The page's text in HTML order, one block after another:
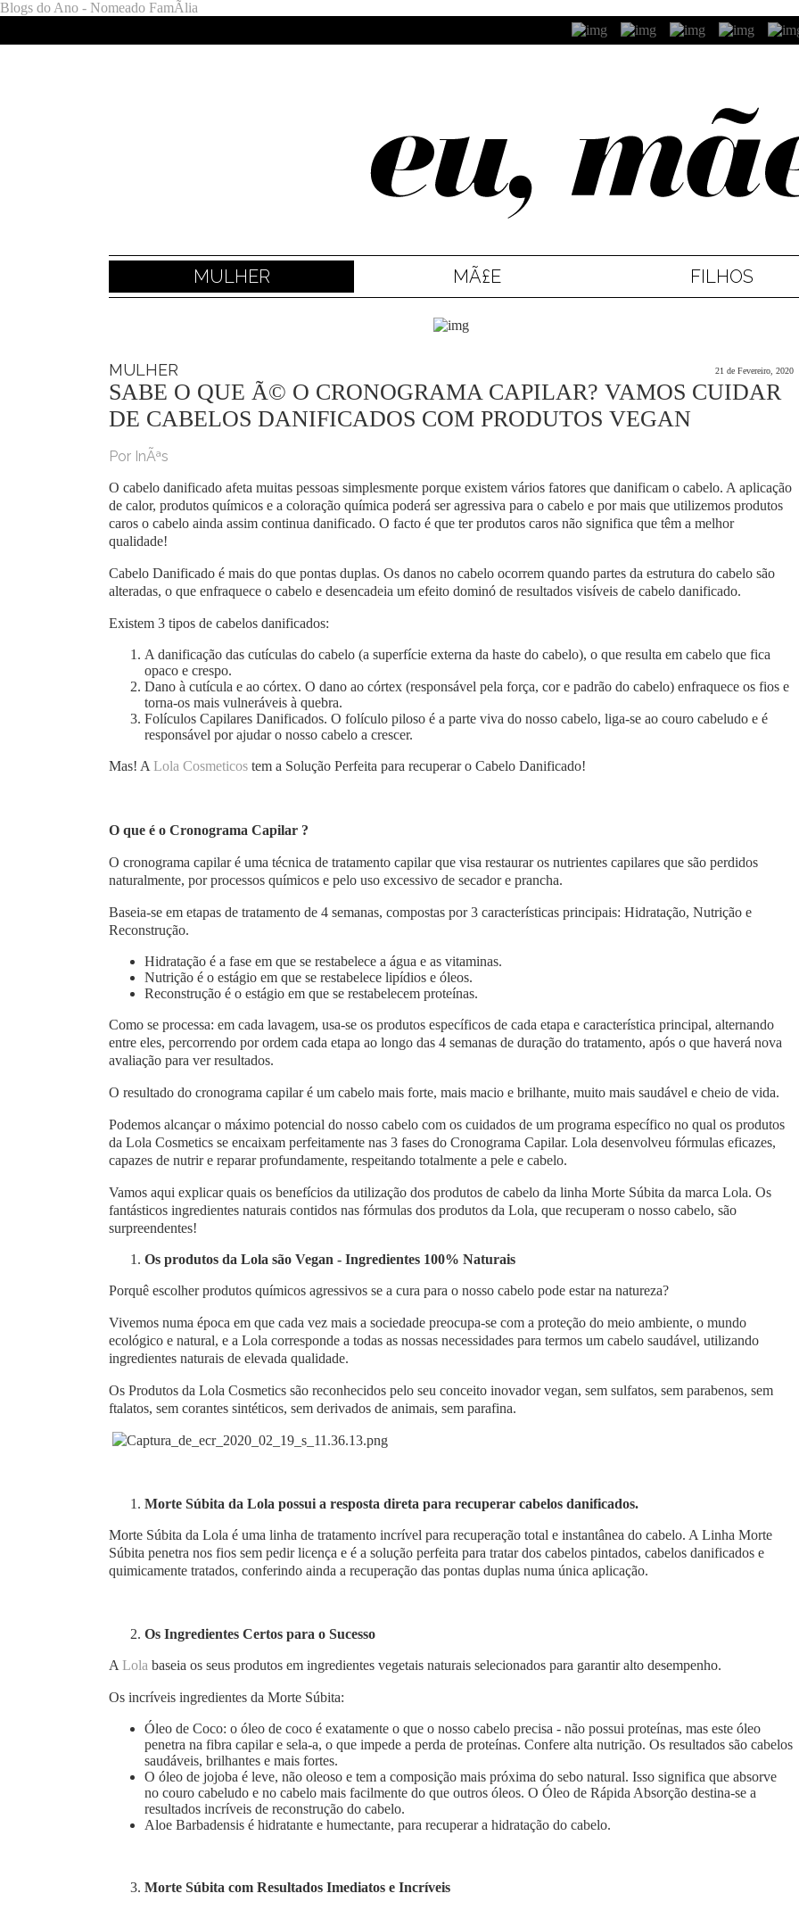
Blogs do Ano - Nomeado FamÃ­lia
MULHER MÃ£E FILHOS
MULHER 21 de Fevereiro, 2020
SABE O QUE Ã© O CRONOGRAMA CAPILAR? VAMOS CUIDAR
DE CABELOS DANIFICADOS COM PRODUTOS VEGAN
Por InÃªs
O cabelo danificado afeta muitas pessoas simplesmente porque existem vários fatores que danificam o cabelo. A aplicação
de calor, produtos químicos e a coloração química poderá ser agressiva para o cabelo e por mais que utilizemos produtos
caros o cabelo ainda assim continua danificado. O facto é que ter produtos caros não significa que têm a melhor
qualidade!
Cabelo Danificado é mais do que pontas duplas. Os danos no cabelo ocorrem quando partes da estrutura do cabelo são
alteradas, o que enfraquece o cabelo e desencadeia um efeito dominó de resultados visíveis de cabelo danificado.
Existem 3 tipos de cabelos danificados:
A danificação das cutículas do cabelo (a superfície externa da haste do cabelo), o que resulta em cabelo que fica
opaco e crespo.
Dano à cutícula e ao córtex. O dano ao córtex (responsável pela força, cor e padrão do cabelo) enfraquece os fios e
torna-os mais vulneráveis ​​à quebra.
Folículos Capilares Danificados. O folículo piloso é a parte viva do nosso cabelo, liga-se ao couro cabeludo e é
responsável por ajudar o nosso cabelo a crescer.
Mas! ALola Cosmeticos tem a Solução Perfeita para recuperar o Cabelo Danificado!
O que é o Cronograma Capilar ?
O cronograma capilar é uma técnica de tratamento capilar que visa restaurar os nutrientes capilares que são perdidos
naturalmente, por processos químicos e pelo uso excessivo de secador e prancha.
Baseia-se em etapas de tratamento de 4 semanas, compostas por 3 características principais: Hidratação, Nutrição e
Reconstrução.
Hidratação é a fase em que se restabelece a água e as vitaminas.
Nutrição é o estágio em que se restabelece lipídios e óleos.
Reconstrução é o estágio em que se restabelecem proteínas.
Como se processa: em cada lavagem, usa-se os produtos específicos de cada etapa e característica principal, alternando
entre eles, percorrendo por ordem cada etapa ao longo das 4 semanas de duração do tratamento, após o que haverá nova
avaliação para ver resultados.
O resultado do cronograma capilar é um cabelo mais forte, mais macio e brilhante, muito mais saudável e cheio de vida.
Podemos alcançar o máximo potencial do nosso cabelo com os cuidados de um programa específico no qual os produtos
da Lola Cosmetics se encaixam perfeitamente nas 3 fases do Cronograma Capilar. Lola desenvolveu fórmulas eficazes,
capazes de nutrir e reparar profundamente, respeitando totalmente a pele e cabelo.
Vamos aqui explicar quais os benefícios da utilização dos produtos de cabelo da linha Morte Súbita da marca Lola. Os
fantásticos ingredientes naturais contidos nas fórmulas dos produtos da Lola, que recuperam o nosso cabelo, são
surpreendentes!
Os produtos da Lola são Vegan - Ingredientes 100% Naturais
Porquê escolher produtos químicos agressivos se a cura para o nosso cabelo pode estar na natureza?
Vivemos numa época em que cada vez mais a sociedade preocupa-se com a proteção do meio ambiente, o mundo
ecológico e natural, e a Lola corresponde a todas as nossas necessidades para termos um cabelo saudável, utilizando
ingredientes naturais de elevada qualidade.
Os Produtos da Lola Cosmetics são reconhecidos pelo seu conceito inovador vegan, sem sulfatos, sem parabenos, sem
ftalatos, sem corantes sintéticos, sem derivados de animais, sem parafina.
Morte Súbita da Lola possui a resposta direta para recuperar cabelos danificados.
Morte Súbita da Lola é uma linha de tratamento incrível para recuperação total e instantânea do cabelo. A Linha Morte
Súbita penetra nos fios sem pedir licença e é a solução perfeita para tratar dos cabelos pintados, cabelos danificados e
quimicamente tratados, conferindo ainda a recuperação das pontas duplas numa única aplicação.
Os Ingredientes Certos para o Sucesso
ALola baseia os seus produtos em ingredientes vegetais naturais selecionados para garantir alto desempenho.
Os incríveis ingredientes da Morte Súbita:
Óleo de Coco: o óleo de coco é exatamente o que o nosso cabelo precisa - não possui proteínas, mas este óleo
penetra na fibra capilar e sela-a, o que impede a perda de proteínas. Confere alta nutrição. Os resultados são cabelos
saudáveis, brilhantes e mais fortes.
O óleo de jojoba é leve, não oleoso e tem a composição mais próxima do sebo natural. Isso significa que absorve
no couro cabeludo e no cabelo mais facilmente do que outros óleos. O Óleo de Rápida Absorção destina-se a
resultados incríveis de reconstrução do cabelo.
Aloe Barbadensis é hidratante e humectante, para recuperar a hidratação do cabelo.
Morte Súbita com Resultados Imediatos e Incríveis